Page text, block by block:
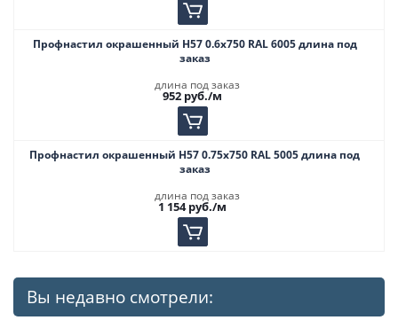
Профнастил окрашенный Н57 0.6х750 RAL 6005 длина под
заказ
длина под заказ
952 руб./м
Профнастил окрашенный Н57 0.75х750 RAL 5005 длина под
заказ
длина под заказ
1 154руб./м
Вы недавно смотрели: